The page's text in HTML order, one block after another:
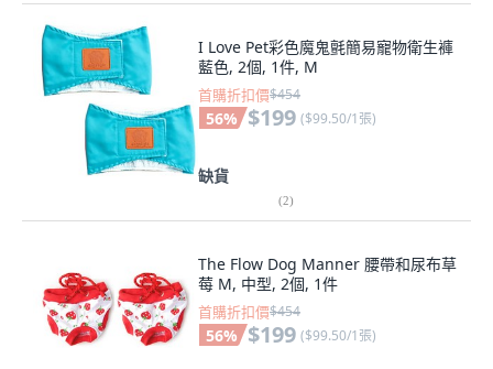
I Love Pet彩色魔鬼氈簡易寵物衛生褲
藍色, 2個, 1件, M
首購折扣價$454
56% $199 ($99.50/1張)
缺貨
(2)
The Flow Dog Manner 腰帶和尿布草
莓 M, 中型, 2個, 1件
首購折扣價$454
56% $199 ($99.50/1張)